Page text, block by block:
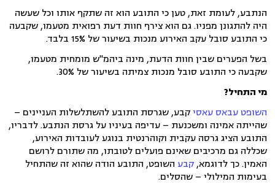
הנתבע, לעומת זאת, טען כי התובע הוא זה שתקף אותו וכל שעשה
היה להתגונן מפניו. גם הוא צירף חוות דעת רפואית מטעמו, שקבעה
כי התובע סובל עקב האירוע מנכות בשיעור של 15% בלבד.
בשל הפערים שבין חוות הדעת, מינה ביהמ"ש מומחית מטעמו,
שקבעה כי התובע סובל מנכות צמיתה בשיעור של 30%.
מי התחיל?
השופט עבאס עאסיקבע, שגרסת התובע להשתלשלות העניינים –
שהייתה אמינה ומשכנעת – עדיפה בעיניו על גרסת הנתבע. לדבריו,
התובע הציג גרסה עקבית וקוהרנטית בנוגע לעובדות האירוע,
שכללה גם מרכיבים שאינם פועלים לטובתו, מה שתורם לרושם
האמין. כך לדוגמא,קבע השופט, התובע הודה שהוא זה שהתחיל
בעימות המילולי – שהסלים.